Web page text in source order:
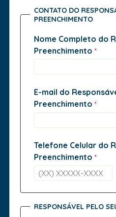
CONTATO DO
PREENCHIMENTO
Nome Completo do
Preenchimento
E-mail do
Preenchimento
Telefone Celular do
Preenchimento
RESPONSÁVEL PELO